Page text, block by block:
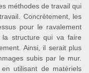
méthodes de travail qui
Concrètement, les
pour le ravalement
structure qui va faire
Ainsi, il serait plus
subis par le mur.
utilisant de matériels